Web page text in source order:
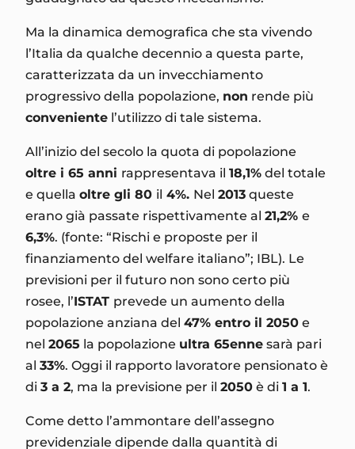
Ma la dinamica demografica che sta vivendo
l’Italia da qualche decennio a questa parte,
caratterizzata da un invecchiamento
progressivo della popolazione, non rende più
conveniente l’utilizzo di tale sistema.
All’inizio del secolo la quota di popolazione
oltre i 65 anni rappresentava il 18,1% del totale
e quella oltre gli 80 il 4%. Nel 2013 queste
erano già passate rispettivamente al 21,2% e
6,3%. (fonte: “Rischi e proposte per il
finanziamento del welfare italiano”; IBL). Le
previsioni per il futuro non sono certo più
rosee, l’ISTAT prevede un aumento della
popolazione anziana del 47% entro il 2050 e
nel 2065 la popolazione ultra 65enne sarà pari
al 33%. Oggi il rapporto lavoratore pensionato è
di 3 a 2, ma la previsione per il 2050 è di 1 a 1.
Come detto l’ammontare dell’assegno
previdenziale dipende dalla quantità di